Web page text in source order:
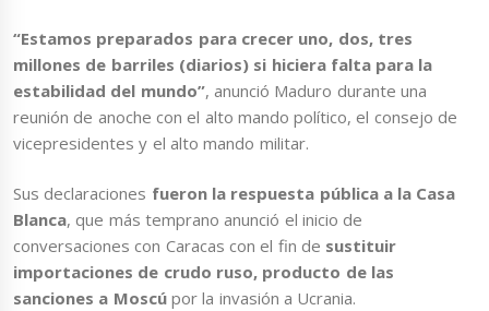
“Estamos preparados para crecer uno, dos, tres
millones de barriles (diarios) si hiciera falta para la
estabilidad del mundo”, anunció Maduro durante una
reunión de anoche con el alto mando político, el consejo de
vicepresidentes y el alto mando militar.
Sus declaraciones fueron la respuesta pública a la Casa
Blanca, que más temprano anunció el inicio de
conversaciones con Caracas con el fin de sustituir
importaciones de crudo ruso, producto de las
sanciones a Moscúpor la invasión a Ucrania.